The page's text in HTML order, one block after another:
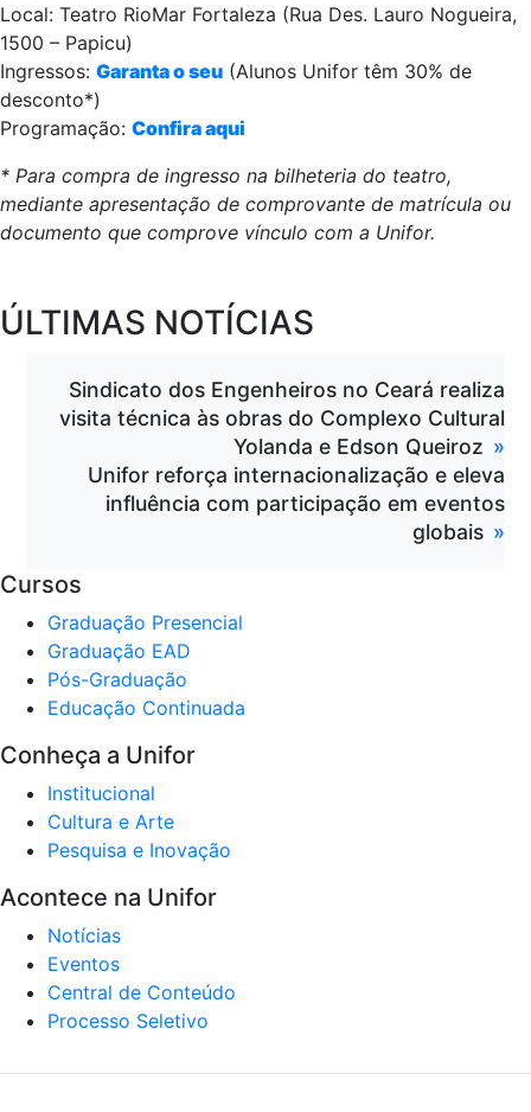
Local: Teatro RioMar Fortaleza (Rua Des. Lauro Nogueira,
1500 – Papicu)
Ingressos: Garanta o seu (Alunos Unifor têm 30% de
desconto*)
Programação: Confira aqui
* Para compra de ingresso na bilheteria do teatro,
mediante apresentação de comprovante de matrícula ou
documento que comprove vínculo com a Unifor.
ÚLTIMAS NOTÍCIAS
Sindicato dos Engenheiros no Ceará realiza
visita técnica às obras do Complexo Cultural
Yolanda e Edson Queiroz
Unifor reforça internacionalização e eleva
influência com participação em eventos
globais
Cursos
Graduação Presencial
Graduação EAD
Pós-Graduação
Educação Continuada
Conheça a Unifor
Institucional
Cultura e Arte
Pesquisa e Inovação
Acontece na Unifor
Notícias
Eventos
Central de Conteúdo
Processo Seletivo